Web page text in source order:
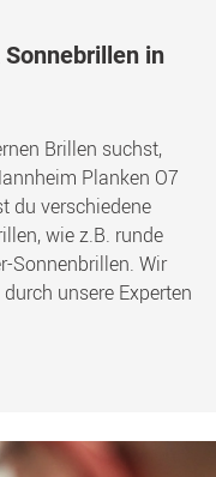
in
Brillen suchst,
Planken O7
du verschiedene
wie z.B. runde
Sonnenbrillen. Wir
unsere Experten